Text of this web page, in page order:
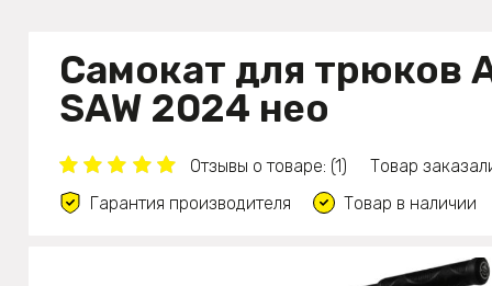
Самокат для трюков
SAW 2024 нео
Отзывы о товаре: (1)
Товар
Гарантия производителя
Товар в наличии